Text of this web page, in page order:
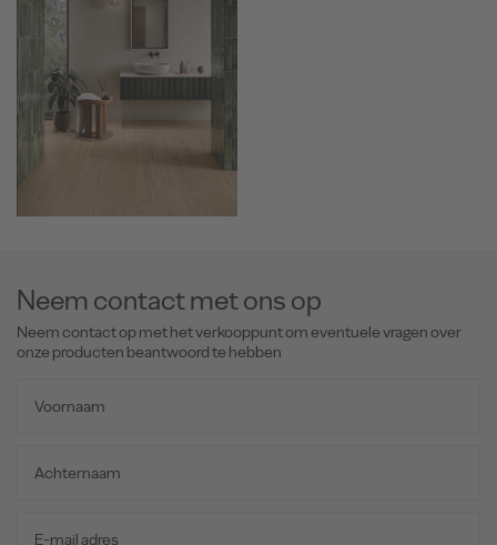
Neem contact met ons op
Neem contact op met het verkooppunt om eventuele vragen over
onze producten beantwoord te hebben